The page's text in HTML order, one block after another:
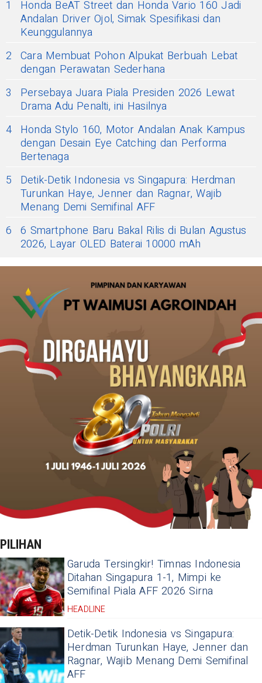
1
Honda BeAT Street dan Honda Vario 160 Jadi
Andalan Driver Ojol, Simak Spesifikasi dan
Keunggulannya
2 Cara Membuat Pohon Alpukat Berbuah Lebat
dengan Perawatan Sederhana
3
Persebaya Juara Piala Presiden 2026 Lewat
Drama Adu Penalti, ini Hasilnya
4 Honda Stylo 160, Motor Andalan Anak Kampus
dengan Desain Eye Catching dan Performa
Bertenaga
5
Detik-Detik Indonesia vs Singapura: Herdman
Turunkan Haye, Jenner dan Ragnar, Wajib
Menang Demi Semifinal AFF
6 6 Smartphone Baru Bakal Rilis di Bulan Agustus
2026, Layar OLED Baterai 10000 mAh
PILIHAN
Garuda Tersingkir! Timnas Indonesia
Ditahan Singapura 1-1, Mimpi ke
Semifinal Piala AFF 2026 Sirna
HEADLINE
Detik-Detik Indonesia vs Singapura:
Herdman Turunkan Haye, Jenner dan
Ragnar, Wajib Menang Demi Semifinal
AFF